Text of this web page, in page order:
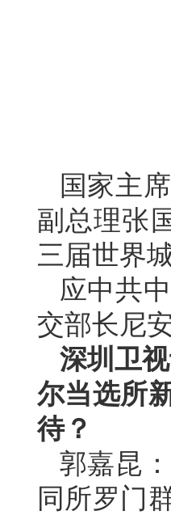
国家主
副总理张
三届世界
应中共
交部长尼
深圳卫
尔当选所
待？
郭嘉昆
同所罗门